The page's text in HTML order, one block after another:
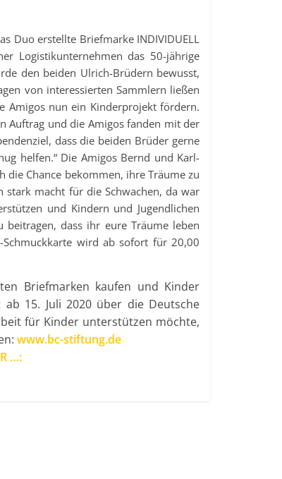
Duo erstellte Briefmarke INDIVIDUELL
Logistikunternehmen das 50-jährige
den beiden Ulrich-Brüdern bewusst,
von interessierten Sammlern ließen
Amigos nun ein Kinderprojekt fördern.
Auftrag und die Amigos fanden mit der
dass die beiden Brüder gerne
helfen.“ Die Amigos Bernd und Karl-
Chance bekommen, ihre Träume zu
stark macht für die Schwachen, da war
und Kindern und Jugendlichen
dass ihr eure Träume leben
wird ab sofort für 20,00
Briefmarken kaufen und Kinder
15. Juli 2020 über die Deutsche
für Kinder unterstützen möchte,
www.bc-stiftung.de
…: